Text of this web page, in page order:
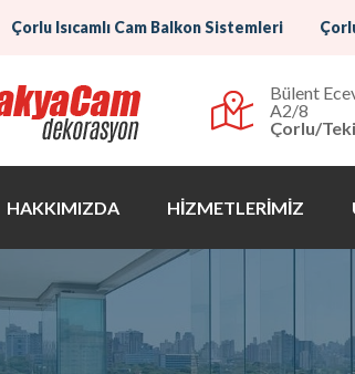
Çorlu Isıcamlı Cam Balkon Sistemleri
Bülent
A2/8
Çorlu/
HAKKIMIZDA HİZMETLERİMİZ